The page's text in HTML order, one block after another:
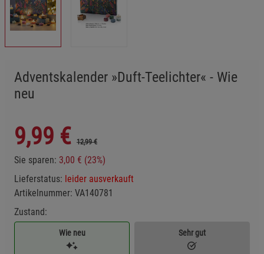
Adventskalender »Duft-Teelichter« - Wie
neu
9,99 € 12,99 €
Sie sparen: 3,00 € (23%)
Lieferstatus: leider ausverkauft
Artikelnummer: VA140781
Zustand:
Wie neu Sehr gut